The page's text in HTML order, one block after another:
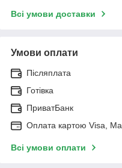
Всі умови доставки
Умови оплати
Післяплата
Готівка
ПриватБанк
Оплата картою Visa,
Всі умови оплати